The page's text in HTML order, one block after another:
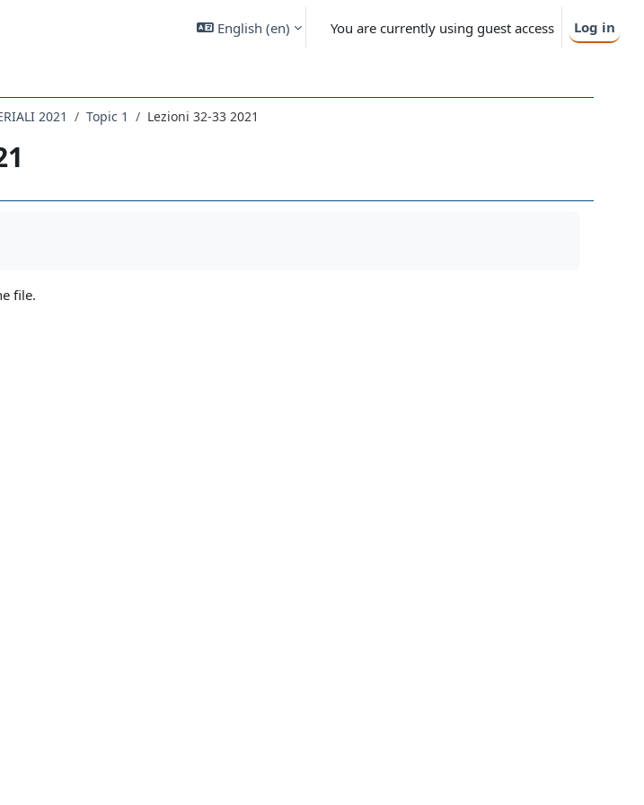
English ‎(en)‎ You are currently using guest access Log in
2021 Topic 1 Lezioni 32-33 2021
file.